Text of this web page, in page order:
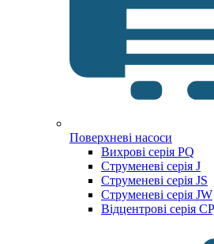
Поверхневі насоси
Вихрові серія PQ
Струменеві серія J
Струменеві серія JS
Струменеві серія JW
Відцентрові серія